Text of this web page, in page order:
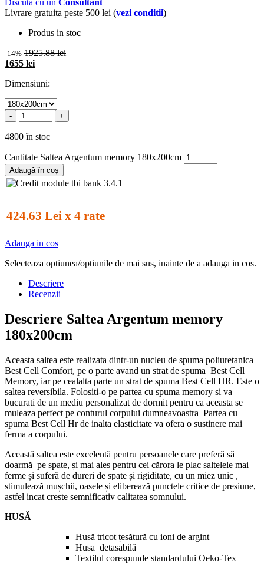
Livrare gratuita peste 500 lei (vezi conditii)
Produs in stoc
-14% 1925.88 lei
1655 lei
Dimensiuni:
- +
4800 în stoc
Cantitate Saltea Argentum memory 180x200cm
Adaugă în coș
424.63 Lei x 4 rate
Adauga in cos
Selecteaza optiunea/optiunile de mai sus, inainte de a adauga in cos.
Descriere
Recenzii
Descriere Saltea Argentum memory
180x200cm
Aceasta saltea este realizata dintr-un nucleu de spuma poliuretanica
Best Cell Comfort, pe o parte avand un strat de spuma Best Cell
Memory, iar pe cealalta parte un strat de spuma Best Cell HR. Este o
saltea reversibila. Folositi-o pe partea cu spuma memory si va
bucurati de un mediu personalizat de dormit pentru ca aceasta se
muleaza perfect pe conturul corpului dumneavoastra Partea cu
spuma Best Cell Hr de inalta elasticitate va ofera o sustinere mai
ferma a corpului.
Această saltea este excelentă pentru persoanele care preferă să
doarmă pe spate, și mai ales pentru cei cărora le plac saltelele mai
ferme și suferă de dureri de spate și rigiditate, cu un miez unic ,
stimulează mușchii, oasele și eliberează punctele critice de presiune,
astfel incat creste semnificativ calitatea somnului.
HUSĂ
Husă tricot țesătură cu ioni de argint
Husa detasabilă
Textilul corespunde standardului Oeko-Tex